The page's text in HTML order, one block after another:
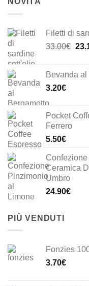
Filetti di
33.00€ Il
era:
Bevanda
3.20€
Pocket
Ferrero
5.50€
Ceramica
Umbro
24.90€
PIÙ VENDUTI
Fonzies
3.70€